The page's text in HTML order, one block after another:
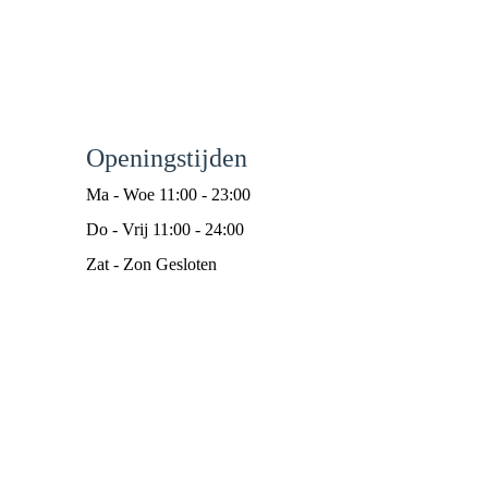
Openingstijden
Ma - Woe 11:00 - 23:00
Do - Vrij 11:00 - 24:00
Zat - Zon Gesloten